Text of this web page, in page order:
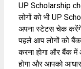
UP Scholarship
लोगों को भी UP
अपना स्टेटस चेक
पहले आप लोगों को
करना होगा और बैंक में
होगा और आपको आधार